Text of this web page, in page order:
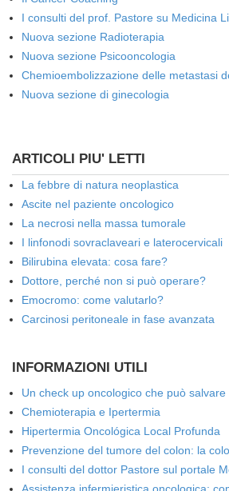
I consulti del prof. Pastore su Medicina
Nuova sezione Radioterapia
Nuova sezione Psicooncologia
Chemioembolizzazione delle metastasi
Nuova sezione di ginecologia
ARTICOLI PIU' LETTI
La febbre di natura neoplastica
Ascite nel paziente oncologico
La necrosi nella massa tumorale
I linfonodi sovraclaveari e laterocervicali
Bilirubina elevata: cosa fare?
Dottore, perché non si può operare?
Emocromo: come valutarlo?
Carcinosi peritoneale in fase avanzata
INFORMAZIONI UTILI
Un check up oncologico che può salvare
Chemioterapia e Ipertermia
Hipertermia Oncológica Local Profunda
Prevenzione del tumore del colon: la
I consulti del dottor Pastore sul portale